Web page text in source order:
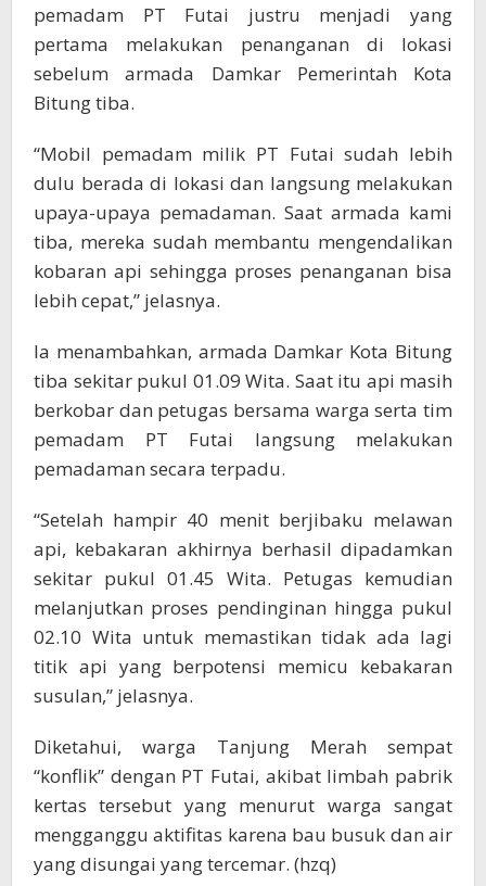
pemadam PT Futai justru menjadi yang
pertama melakukan penanganan di lokasi
sebelum armada Damkar Pemerintah Kota
Bitung tiba.
“Mobil pemadam milik PT Futai sudah lebih
dulu berada di lokasi dan langsung melakukan
upaya-upaya pemadaman. Saat armada kami
tiba, mereka sudah membantu mengendalikan
kobaran api sehingga proses penanganan bisa
lebih cepat,” jelasnya.
Ia menambahkan, armada Damkar Kota Bitung
tiba sekitar pukul 01.09 Wita. Saat itu api masih
berkobar dan petugas bersama warga serta tim
pemadam PT Futai langsung melakukan
pemadaman secara terpadu.
“Setelah hampir 40 menit berjibaku melawan
api, kebakaran akhirnya berhasil dipadamkan
sekitar pukul 01.45 Wita. Petugas kemudian
melanjutkan proses pendinginan hingga pukul
02.10 Wita untuk memastikan tidak ada lagi
titik api yang berpotensi memicu kebakaran
susulan,” jelasnya.
Diketahui, warga Tanjung Merah sempat
“konflik” dengan PT Futai, akibat limbah pabrik
kertas tersebut yang menurut warga sangat
mengganggu aktifitas karena bau busuk dan air
yang disungai yang tercemar. (hzq)